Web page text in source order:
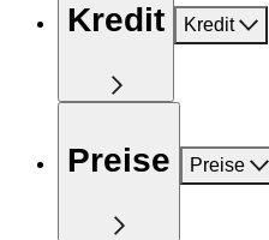
Kredit Kredit
Preise Preise